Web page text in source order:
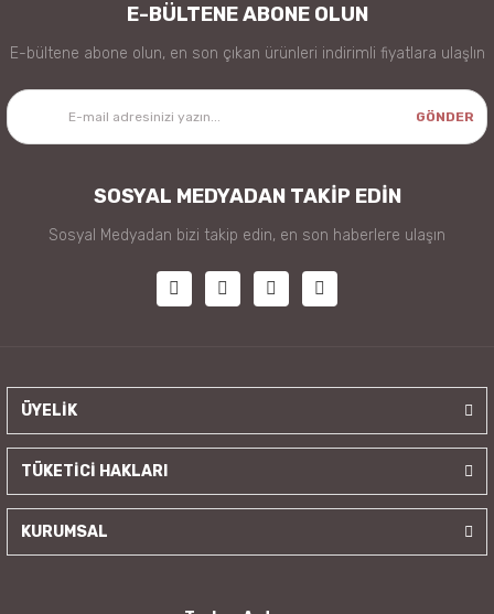
E-BÜLTENE ABONE OLUN
E-bültene abone olun, en son çıkan ürünleri indirimli fiyatlara ulaşlın
GÖNDER
SOSYAL MEDYADAN TAKİP EDİN
Sosyal Medyadan bizi takip edin, en son haberlere ulaşın
ÜYELİK
TÜKETİCİ HAKLARI
KURUMSAL